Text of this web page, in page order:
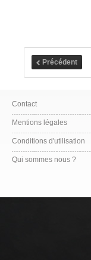
Précédent
Contact
Mentions légales
Conditions d'utilisation
Qui sommes nous ?